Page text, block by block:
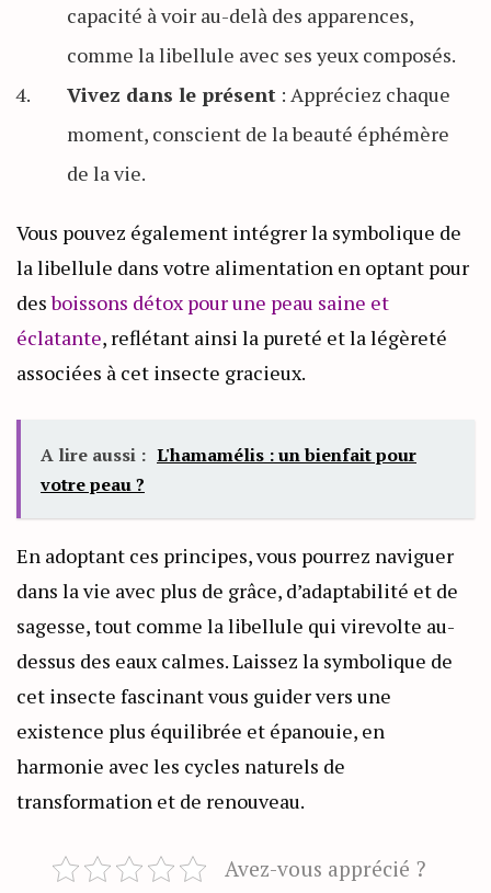
capacité à voir au-delà des apparences,
comme la libellule avec ses yeux composés.
Vivez dans le présent : Appréciez chaque
moment, conscient de la beauté éphémère
de la vie.
Vous pouvez également intégrer la symbolique de
la libellule dans votre alimentation en optant pour
desboissons détox pour une peau saine et
éclatante, reflétant ainsi la pureté et la légèreté
associées à cet insecte gracieux.
A lire aussi : L'hamamélis : un bienfait pour
votre peau ?
En adoptant ces principes, vous pourrez naviguer
dans la vie avec plus de grâce, d’adaptabilité et de
sagesse, tout comme la libellule qui virevolte au-
dessus des eaux calmes. Laissez la symbolique de
cet insecte fascinant vous guider vers une
existence plus équilibrée et épanouie, en
harmonie avec les cycles naturels de
transformation et de renouveau.
Avez-vous apprécié ?